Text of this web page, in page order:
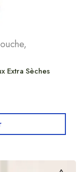
,
Extra Sèches